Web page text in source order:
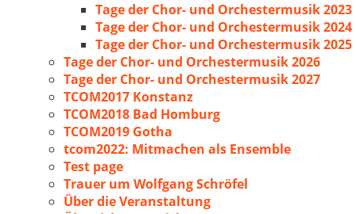
Tage der Chor- und Orchestermusik 2023
Tage der Chor- und Orchestermusik 2024
Tage der Chor- und Orchestermusik 2025
Tage der Chor- und Orchestermusik 2026
Tage der Chor- und Orchestermusik 2027
TCOM2017 Konstanz
TCOM2018 Bad Homburg
TCOM2019 Gotha
tcom2022: Mitmachen als Ensemble
Test page
Trauer um Wolfgang Schröfel
Über die Veranstaltung